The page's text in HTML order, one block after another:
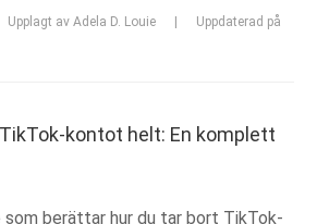
Upplagt av Adela D. Louie
Uppdaterad på
kontot helt: En komplett
som berättar hur du tar bort TikTok-